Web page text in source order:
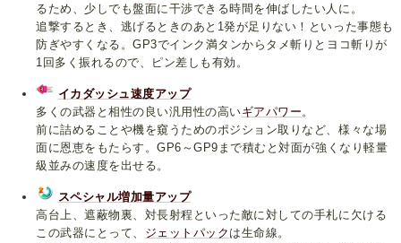
るため、少しでも盤面に干渉できる時間を伸ばしたい人に。
追撃するとき、逃げるときのあと1発が足りない！といった事態も
防ぎやすくなる。GP3でインク満タンからタメ斬りとヨコ斬りが
1回多く振れるので、ピン差しも有効。
イカダッシュ速度アップ
多くの武器と相性の良い汎用性の高いギアパワー。
前に詰めることや機を窺うためのポジション取りなど、様々な場
面に恩恵をもたらす。GP6～GP9まで積むと対面が強くなり軽量
級並みの速度を出せる。
スペシャル増加量アップ
高台上、遮蔽物裏、対長射程といった敵に対しての手札に欠ける
この武器にとって、 ジェットパック は生命線。